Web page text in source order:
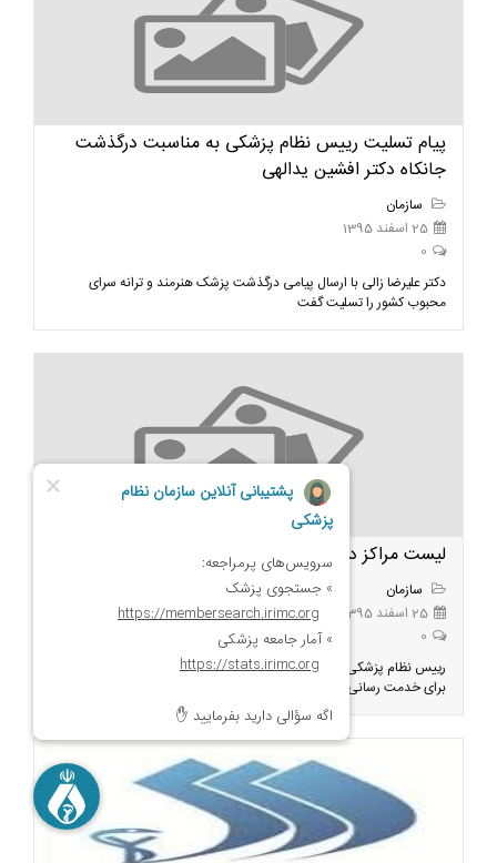
پیام تسلیت رییس نظام پزشکی به مناسبت درگذشت
جانکاه دکتر افشین یدالهی
سازمان
25 اسفند 1395
0
دکتر علیرضا زالی با ارسال پیامی درگذشت پزشک هنرمند و ترانه سرای
محبوب کشور را تسلیت گفت
لیست مراکز درمانی فعال شهرستان خلخال در ایام نوروز
سازمان
25 اسفند 1395
0
رییس نظام پزشکی خلخال لیست مراکز بخش خصوصی این شهرستان را
برای خدمت رسانی به بیماران در ایام نوروز 96 اعلام نمود.